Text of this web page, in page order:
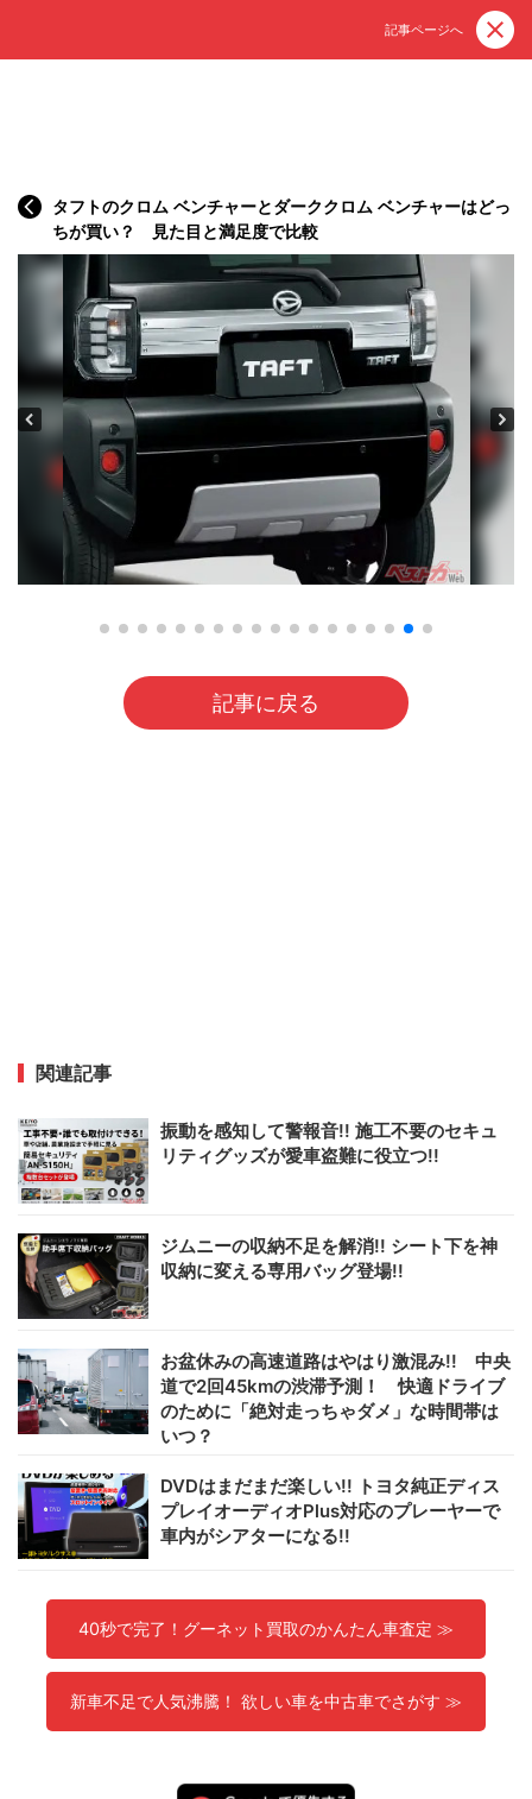
記事ページへ
タフトのクロム ベンチャーとダーククロム ベンチャーはどっ
ちが買い？ 見た目と満足度で比較
記事に戻る
関連記事
振動を感知して警報音!! 施工不要のセキュ
リティグッズが愛車盗難に役立つ!!
ジムニーの収納不足を解消!! シート下を神
収納に変える専用バッグ登場!!
お盆休みの高速道路はやはり激混み!! 中央
道で2回45kmの渋滞予測！ 快適ドライブ
のために「絶対走っちゃダメ」な時間帯は
いつ？
DVDはまだまだ楽しい!! トヨタ純正ディス
プレイオーディオPlus対応のプレーヤーで
車内がシアターになる!!
40秒で完了！グーネット買取のかんたん車査定 ≫
新車不足で人気沸騰！ 欲しい車を中古車でさがす ≫